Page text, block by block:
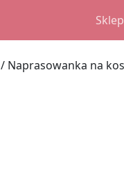
Sklep
/ Naprasowanka na